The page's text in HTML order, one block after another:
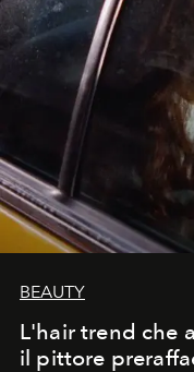
BEAUTY
L'hair trend che
il pittore